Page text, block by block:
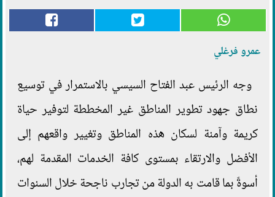
عمرو فرغلي
وجه الرئيس عبد الفتاح السيسي بالاستمرار في توسيع
نطاق جهود تطوير المناطق غير المخططة لتوفير حياة
كريمة وآمنة لسكان هذه المناطق وتغيير واقعهم إلى
الأفضل والارتقاء ‏بمستوى كافة الخدمات المقدمة لهم،
أسوةً بما قامت به الدولة من تجارب ناجحة خلال السنوات